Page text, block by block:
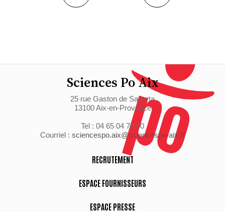
Sciences Po Aix
25 rue Gaston de Saporta
13100 Aix-en-Provence
Tel : 04 65 04 70 00
Courriel : sciencespo.aix@sciencespo-aix.fr
RECRUTEMENT
ESPACE FOURNISSEURS
ESPACE PRESSE